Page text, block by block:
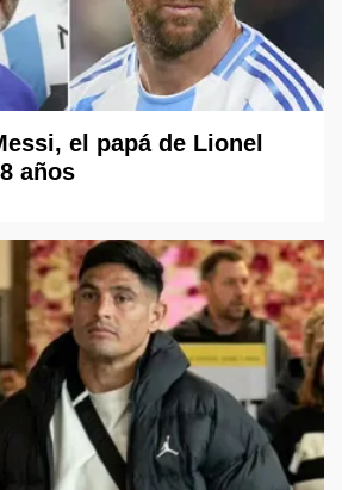
el papá de Lionel
años